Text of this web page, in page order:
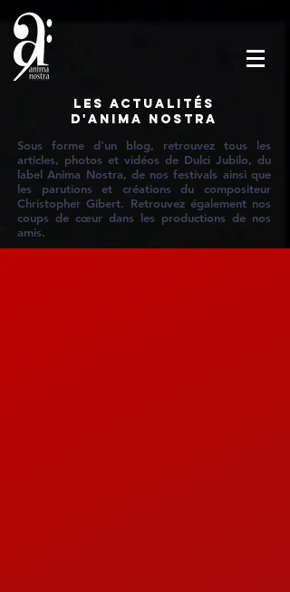
Les actualités
d'Anima Nostra
Sous forme d'un blog, retrouvez tous les
articles, photos et vidéos de Dulci Jubilo, du
label Anima Nostra, de nos festivals ainsi que
les parutions et créations du compositeur
Christopher Gibert. Retrouvez également nos
coups de cœur dans les productions de nos
amis.